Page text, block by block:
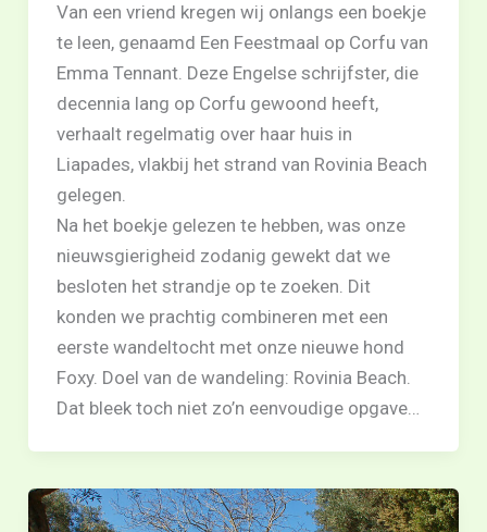
Van een vriend kregen wij onlangs een boekje
te leen, genaamd Een Feestmaal op Corfu van
Emma Tennant. Deze Engelse schrijfster, die
decennia lang op Corfu gewoond heeft,
verhaalt regelmatig over haar huis in
Liapades, vlakbij het strand van Rovinia Beach
gelegen.
Na het boekje gelezen te hebben, was onze
nieuwsgierigheid zodanig gewekt dat we
besloten het strandje op te zoeken. Dit
konden we prachtig combineren met een
eerste wandeltocht met onze nieuwe hond
Foxy. Doel van de wandeling: Rovinia Beach.
Dat bleek toch niet zo’n eenvoudige opgave…